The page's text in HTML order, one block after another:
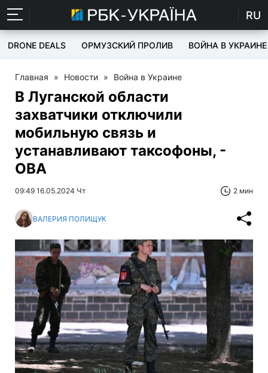
RU
DRONE DEALS ОРМУЗСКИЙ ПРОЛИВ ВОЙНА В УКРАИНЕ
Главная » Новости » Война в Украине
В Луганской области
захватчики отключили
мобильную связь и
устанавливают таксофоны, -
ОВА
09:49 16.05.2024 Чт 2 мин
ВАЛЕРИЯ ПОЛИЩУК